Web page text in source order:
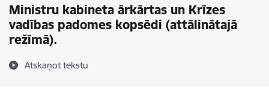
Ministru kabineta ārkārtas un Krīzes
vadības padomes kopsēdi (attālinātajā
režīmā).
Atskaņot tekstu